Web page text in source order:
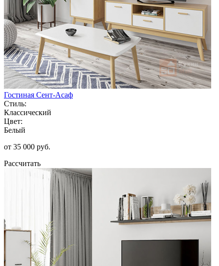
Гостиная Сент-Асаф
Стиль:
Классический
Цвет:
Белый
от 35 000 руб.
Рассчитать